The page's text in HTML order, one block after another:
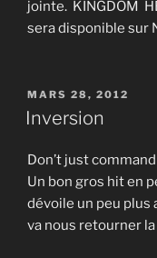
jointe. KINGDOM
sera disponible sur
PUBLIÉ
LE
MARS 28, 2012
Inversion
Don’t just
Un bon gros hit en
dévoile un peu plus
va nous retourner